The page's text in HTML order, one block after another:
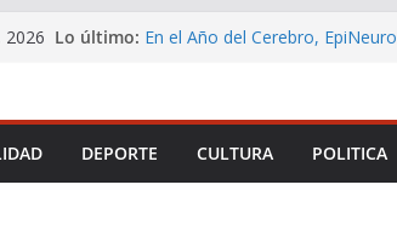
2026 Lo último: En el Año del Cerebro,
Servicio de Salud Arica y
promover los beneficios de la
DEPORTE CULTURA POLITICA